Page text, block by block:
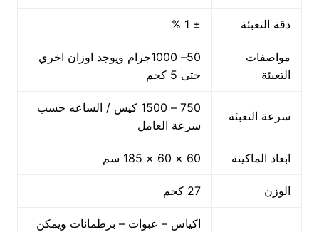
دقة التعبئة ± 1 %
مواصفات
التعبئة
50– 1000جرام ويوجد اوزان اخري
حتى 5 كجم
سرعة التعبئة
750 – 1500 كيس / الساعه حسب
سرعة العامل
ابعاد الماكينة 60 × 60 × 185 سم
الوزن 27 كجم
اكياس – عبوات – برطمانات ويمكن